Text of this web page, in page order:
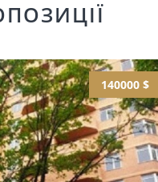
140000 $